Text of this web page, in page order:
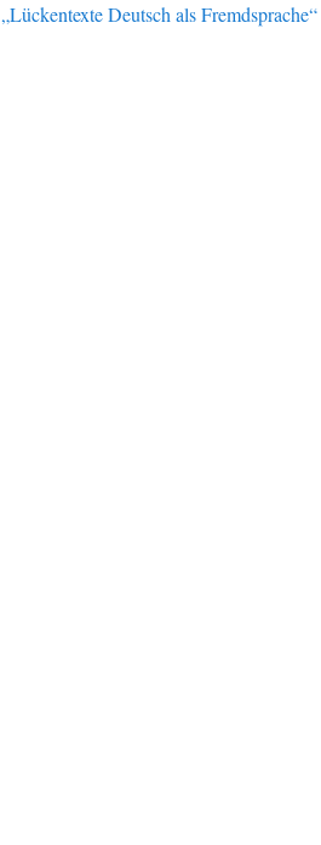
„Lückentexte Deutsch als Fremdsprache“